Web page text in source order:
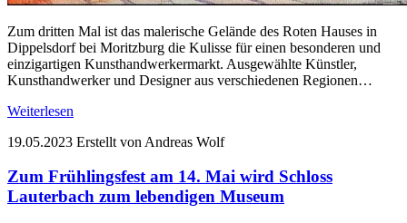
Zum dritten Mal ist das malerische Gelände des Roten Hauses in
Dippelsdorf bei Moritzburg die Kulisse für einen besonderen und
einzigartigen Kunsthandwerkermarkt. Ausgewählte Künstler,
Kunsthandwerker und Designer aus verschiedenen Regionen…
Weiterlesen
19.05.2023 Erstellt von Andreas Wolf
Zum Frühlingsfest am 14. Mai wird Schloss
Lauterbach zum lebendigen Museum